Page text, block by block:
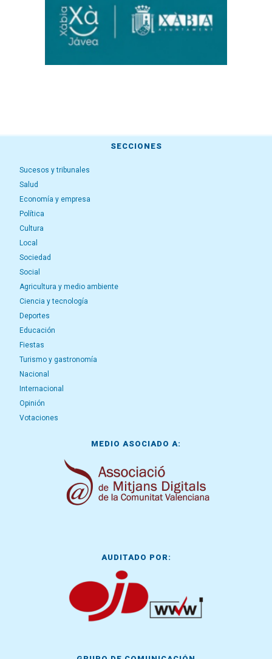
SECCIONES
Sucesos y tribunales
Salud
Economía y empresa
Política
Cultura
Local
Sociedad
Social
Agricultura y medio ambiente
Ciencia y tecnología
Deportes
Educación
Fiestas
Turismo y gastronomía
Nacional
Internacional
Opinión
Votaciones
MEDIO ASOCIADO A:
AUDITADO POR: